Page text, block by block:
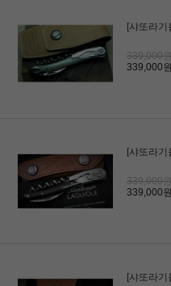
[샤또라
339,000
339,000원
[샤또라기
339,000
339,000원
[샤또라기